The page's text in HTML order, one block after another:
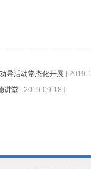
导活动常态化开展 [ 2019-
讲堂 [ 2019-09-18 ]